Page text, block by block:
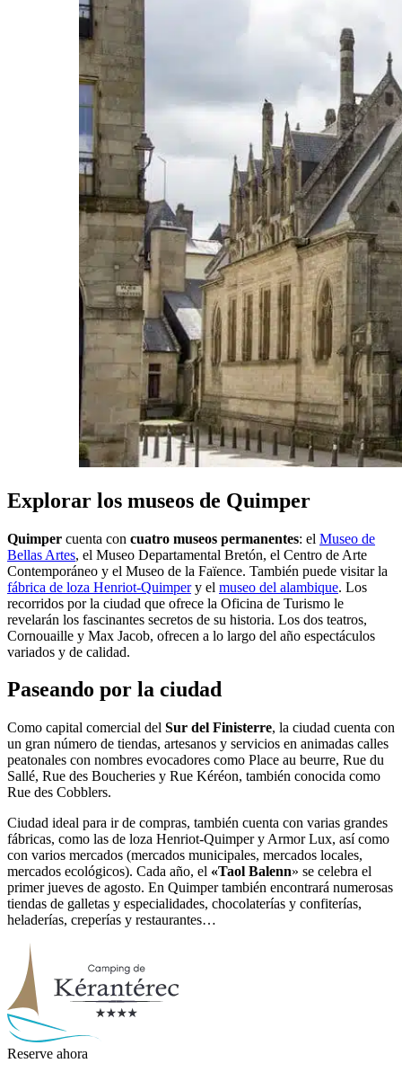
Explorar los museos de Quimper
Quimper cuenta con cuatro museos permanentes: el Museo de
Bellas Artes, el Museo Departamental Bretón, el Centro de Arte
Contemporáneo y el Museo de la Faïence. También puede visitar la
fábrica de loza Henriot-Quimpery el museo del alambique. Los
recorridos por la ciudad que ofrece la Oficina de Turismo le
revelarán los fascinantes secretos de su historia. Los dos teatros,
Cornouaille y Max Jacob, ofrecen a lo largo del año espectáculos
variados y de calidad.
Paseando por la ciudad
Como capital comercial del Sur del Finisterre, la ciudad cuenta con
un gran número de tiendas, artesanos y servicios en animadas calles
peatonales con nombres evocadores como Place au beurre, Rue du
Sallé, Rue des Boucheries y Rue Kéréon, también conocida como
Rue des Cobblers.
Ciudad ideal para ir de compras, también cuenta con varias grandes
fábricas, como las de loza Henriot-Quimper y Armor Lux, así como
con varios mercados (mercados municipales, mercados locales,
mercados ecológicos). Cada año, el «Taol Balenn» se celebra el
primer jueves de agosto. En Quimper también encontrará numerosas
tiendas de galletas y especialidades, chocolaterías y confiterías,
heladerías, creperías y restaurantes…
Reserve ahora